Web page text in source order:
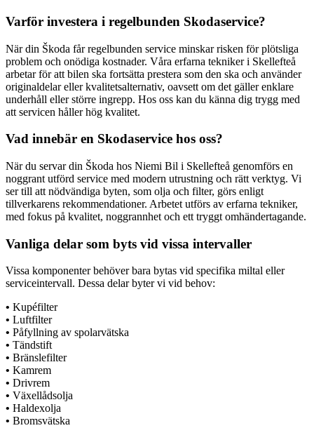
Varför investera i regelbunden Skodaservice?
När din Škoda får regelbunden service minskar risken för plötsliga
problem och onödiga kostnader. Våra erfarna tekniker i Skellefteå
arbetar för att bilen ska fortsätta prestera som den ska och använder
originaldelar eller kvalitetsalternativ, oavsett om det gäller enklare
underhåll eller större ingrepp. Hos oss kan du känna dig trygg med
att servicen håller hög kvalitet.
Vad innebär en Skodaservice hos oss?
När du servar din Škoda hos Niemi Bil i Skellefteå genomförs en
noggrant utförd service med modern utrustning och rätt verktyg. Vi
ser till att nödvändiga byten, som olja och filter, görs enligt
tillverkarens rekommendationer. Arbetet utförs av erfarna tekniker,
med fokus på kvalitet, noggrannhet och ett tryggt omhändertagande.
Vanliga delar som byts vid vissa intervaller
Vissa komponenter behöver bara bytas vid specifika miltal eller
serviceintervall. Dessa delar byter vi vid behov:
• Kupéfilter
• Luftfilter
• Påfyllning av spolarvätska
• Tändstift
• Bränslefilter
• Kamrem
• Drivrem
• Växellådsolja
• Haldexolja
• Bromsvätska